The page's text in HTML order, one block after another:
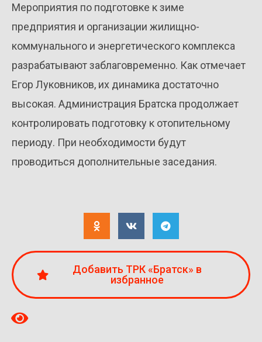
Мероприятия по подготовке к зиме
предприятия и организации жилищно-
коммунального и энергетического комплекса
разрабатывают заблаговременно. Как отмечает
Егор Луковников, их динамика достаточно
высокая. Администрация Братска продолжает
контролировать подготовку к отопительному
периоду. При необходимости будут
проводиться дополнительные заседания.
Добавить ТРК «Братск» в
избранное